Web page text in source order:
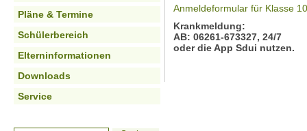
Pläne & Termine
Schülerbereich
Elterninformationen
Downloads
Service
Anmeldeformular für Klasse 10
Krankmeldung:
AB: 06261-673327, 24/7
oder die App Sdui nutzen.